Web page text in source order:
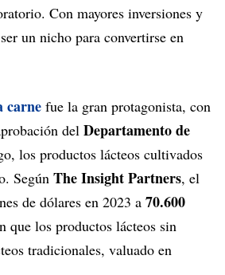
Con mayores inversiones y
un nicho para convertirse en
carne fue la gran protagonista, con
del Departamento de
los productos lácteos cultivados
Según The Insight Partners, el
de dólares en 2023 a 70.600
que los productos lácteos sin
tradicionales, valuado en